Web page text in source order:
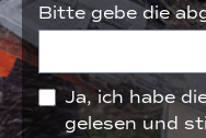
Bitte gebe die
Ja, ich habe
gelesen und